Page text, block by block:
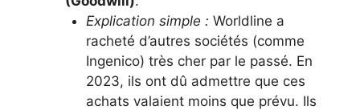
Explication simple : Worldline a
racheté d’autres sociétés (comme
Ingenico) très cher par le passé. En
2023, ils ont dû admettre que ces
achats valaient moins que prévu. Ils